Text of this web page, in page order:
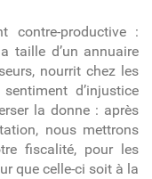
contre-productive :
taille d’un annuaire
nourrit chez les
d’injustice
la donne : après
nous mettrons
fiscalité, pour les
que celle-ci soit à la